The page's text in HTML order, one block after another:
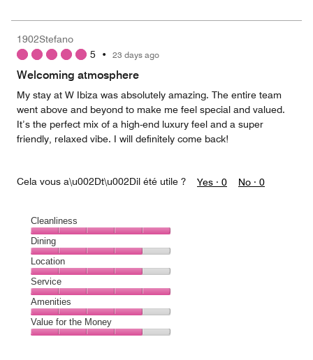
5
5
1902Stefano
5 • 23 days ago
Welcoming atmosphere
My stay at W Ibiza was absolutely amazing. The entire team
went above and beyond to make me feel special and valued.
It’s the perfect mix of a high-end luxury feel and a super
friendly, relaxed vibe. I will definitely come back!
Cela vous a\u002Dt\u002Dil été utile ? Yes · 0 No · 0
Cleanliness
Cleanliness,
5
out
of
5
Dining
Dining,
4
out
of
5
Location
Location,
4
out
of
5
Service
Service,
5
out
Amenities
Amenities,
4
Value for the Money